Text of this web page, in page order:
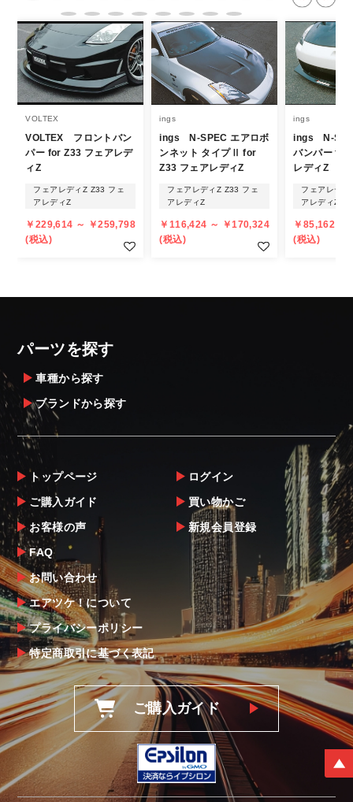
・決済後の正式注文後のキャンセルや変更は
不可となりますので、商品やカラー等、お間
違い無いようお願い致します。
※商品写真は実際の商品とカラーやイメー
ジが若干異なる場合もございます。
商品名や説明等でご確認ください。
発送について
個人宅への直送・営業所止めができないこと
があることはご了承ください。
また、小さな商品でも、メーカーによって
・発送先に、塗装・取付店等の業者様をご指
・メーカーによっては、配送先が自動車関連
業者でなければ、配送出来ないことがあるこ
とは予めご了承ください。
お届け商品について
商品到着後は速やかに開封のうえ、中身をご
確認下さい。
当社ならびにメーカーでは販売する商品に万
全を期すよう尽力しておりますが、
万一、商品に不具合があった場合は商品出荷
後5日以内にご連絡をお願いします。
なお、塗装・加工・装着後の交換や返品は、
理由を問わず一切お受けできません。
商品の不具合や状況は写真等をお願いする場
合もございますので、ご協力をお願いしま
す。
明らかに当社またはメーカーに瑕疵が認めら
れる場合（商品誤発送・初期不良・運送破損
等）につきましては、
当社よりメーカー・運送会社へ状況報告・確
認の上、同等品・代替品への交換対応の手配
をさせて頂きます。
VOLTEX
VOLTEX フロントバン
パー for Z33 フェアレデ
ィZ
フェアレディZ Z33 フェ
アレディZ
￥229,614 ～ ￥259,798
(税込)
ings
ings N-SPEC エアロボ
ンネット タイプⅡ for
Z33 フェアレディZ
フェアレディZ Z33 フェ
アレディZ
￥116,424 ～ ￥170,324
(税込)
ings
ings N-
バンパー for
レディZ
フェアレデ
アレディZ
￥85,162 ～
(税込)
パーツを探す
車種から探す
ブランドから探す
トップページ
ご購入ガイド
お客様の声
FAQ
お問い合わせ
エアツケ！について
プライバシーポリシー
特定商取引に基づく表記
ログイン
買い物かご
新規会員登録
ご購入ガイド